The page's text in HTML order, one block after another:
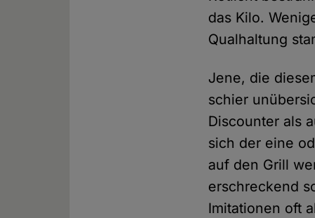
das Kilo.
Qualhaltung
Jene, die
schier
Discounter als
sich der eine
auf den Grill
erschreckend
Imitationen oft